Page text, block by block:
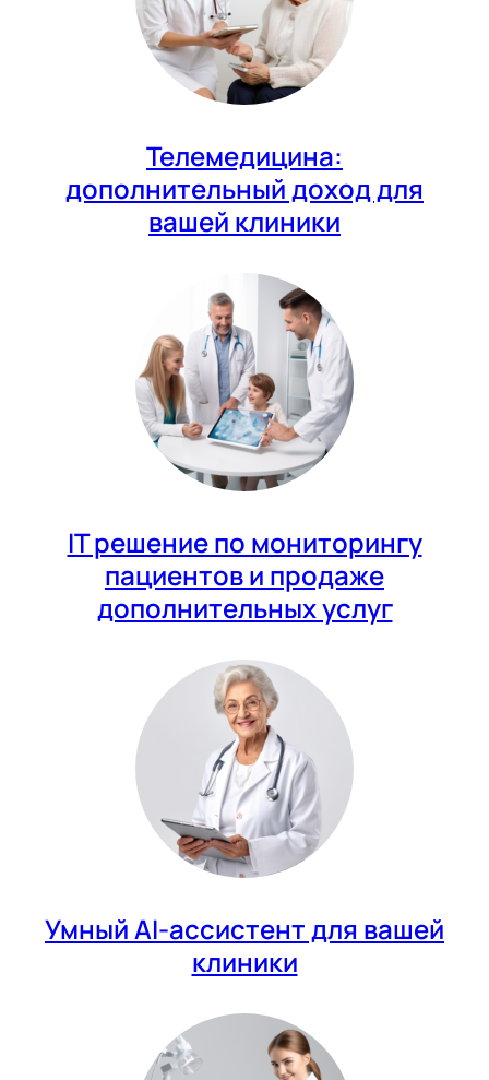
Телемедицина:
дополнительный доход для
вашей клиники
IT решение по мониторингу
пациентов и продаже
дополнительных услуг
Умный AI-ассистент для вашей
клиники